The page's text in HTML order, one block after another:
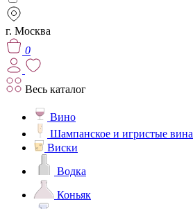
г. Москва
0
Весь каталог
Вино
Шампанское и игристые вина
Виски
Водка
Коньяк